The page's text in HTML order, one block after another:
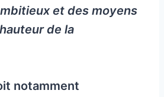
et des moyens
de la
notamment